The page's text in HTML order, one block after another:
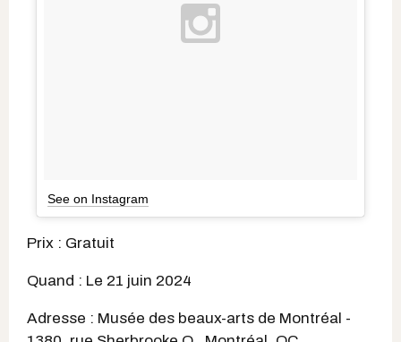
See on Instagram
Prix : Gratuit
Quand : Le 21 juin 2024
Adresse : Musée des beaux-arts de Montréal -